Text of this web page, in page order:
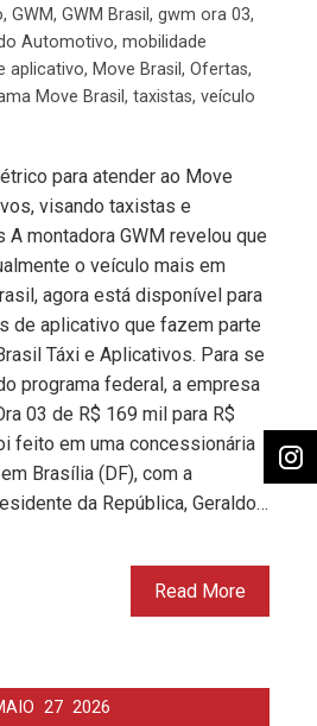
, GWM, GWM Brasil , gwm ora 03,
Automotivo, mobilidade
aplicativo, Move Brasil , Ofertas,
Move Brasil , taxistas, veículo
para atender ao Move
visando taxistas e
montadora GWM revelou que
o veículo mais em
agora está disponível para
de aplicativo que fazem parte
Táxi e Aplicativos. Para se
programa federal, a empresa
03 de R$ 169 mil para R$
feito em uma concessionária
Brasília (DF), com a
da República, Geraldo…
Read More
27 2026